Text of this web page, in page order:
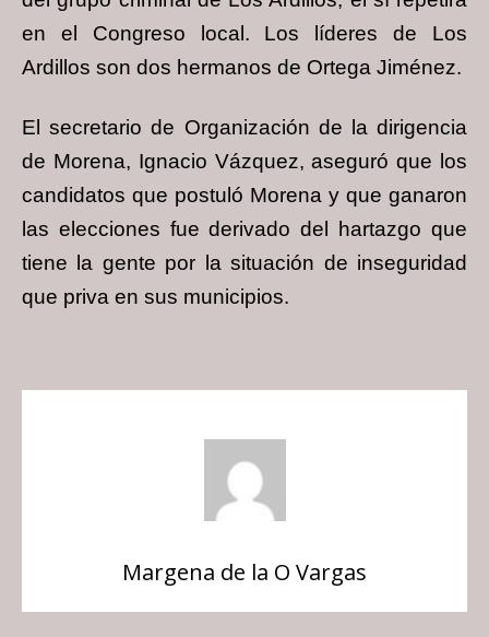
en el Congreso local. Los líderes de Los
Ardillos son dos hermanos de Ortega Jiménez.
El secretario de Organización de la dirigencia
de Morena, Ignacio Vázquez, aseguró que los
candidatos que postuló Morena y que ganaron
las elecciones fue derivado del hartazgo que
tiene la gente por la situación de inseguridad
que priva en sus municipios.
Margena de la O Vargas